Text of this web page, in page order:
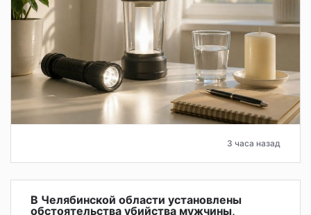
3 часа назад
В Челябинской области установлены
обстоятельства убийства мужчины,